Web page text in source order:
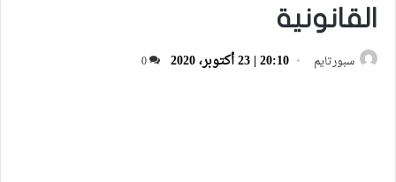
القانونية
سبورتايم 20:10 | 23 أكتوبر، 2020 0